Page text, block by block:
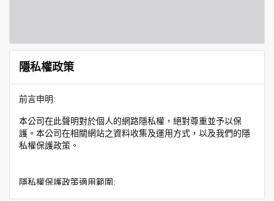
隱私權政策
前言申明:
本公司在此聲明對於個人的網路隱私權，絕對尊重並予以保
護。本公司在相關網站之資料收集及運用方式，以及我們的隱
私權保護政策。
隱私權保護政策適用範圍: